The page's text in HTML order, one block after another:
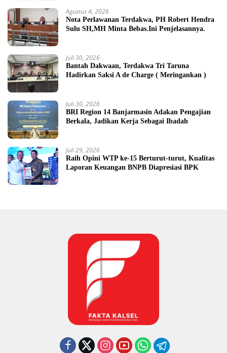
Agustus 4, 2026
Nota Perlawanan Terdakwa, PH Robert Hendra
Sulu SH,MH Minta Bebas.Ini Penjelasannya.
Juli 30, 2026
Bantah Dakwaan, Terdakwa Tri Taruna
Hadirkan Saksi A de Charge ( Meringankan )
Juli 30, 2026
BRI Region 14 Banjarmasin Adakan Pengajian
Berkala, Jadikan Kerja Sebagai Ibadah
Juli 29, 2026
Raih Opini WTP ke-15 Berturut-turut, Kualitas
Laporan Keuangan BNPB Diapresiasi BPK